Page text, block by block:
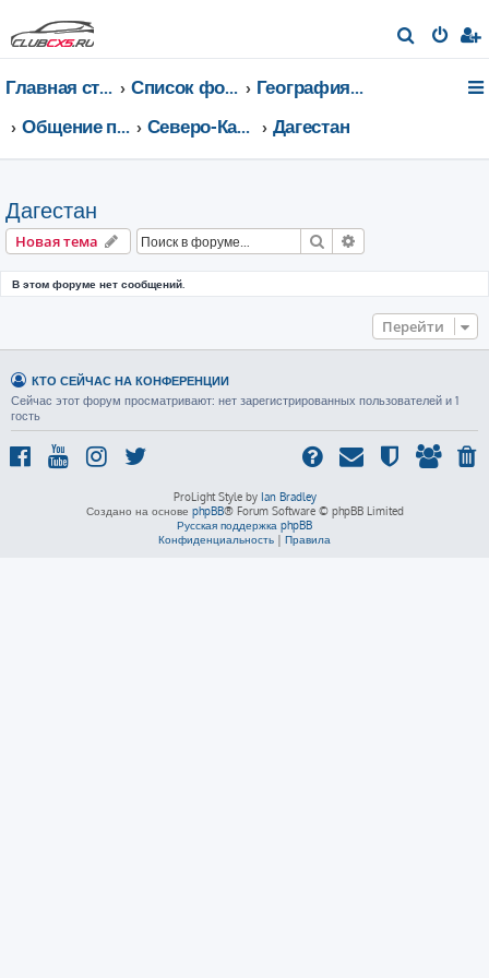
о
Главная страница Список форумов
География Клуба CX-5 CLUB
Общение по регионам
Северо-Кавказский федеральный округ Дагестан
Дагестан
Новая тема Поиск
В этом форуме нет сообщений.
Перейти
КТО СЕЙЧАС НА КОНФЕРЕНЦИИ
Сейчас этот форум просматривают: нет зарегистрированных пользователей и 1
гость
ProLight Style by Ian Bradley
Создано на основе phpBB® Forum Software © phpBB Limited
Русская поддержка phpBB
Конфиденциальность | Правила